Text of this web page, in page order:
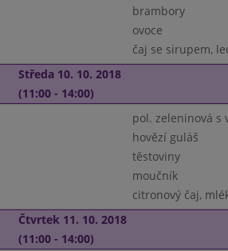
brambory
ovoce
čaj se sirupem,
Středa 10. 10. 2018
(11:00 - 14:00)
pol. zeleninová s
hovězí guláš
těstoviny
moučník
citronový čaj,
Čtvrtek 11. 10. 2018
(11:00 - 14:00)